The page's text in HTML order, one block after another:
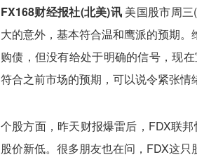
FX168财经报社(北美)讯 美国股市周
大的意外，基本符合温和鹰派的预期
购债，但没有给处于明确的信号，现
符合之前市场的预期，可以说令紧张情
个股方面，昨天财报爆雷后，FDX联
股价新低。很多朋友也在问，FDX这